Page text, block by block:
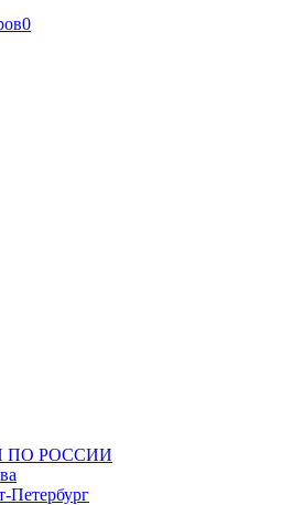
0
ПО РОССИИ
Петербург